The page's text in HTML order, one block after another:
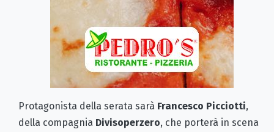
Protagonista della serata sarà Francesco Picciotti,
della compagnia Divisoperzero, che porterà in scena